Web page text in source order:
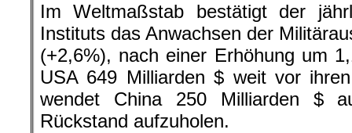
Im Weltmaßstab bestätigt der
Instituts das Anwachsen der
(+2,6%), nach einer Erhöhung um
USA 649 Milliarden $ weit vor
wendet China 250 Milliarden $
Rückstand aufzuholen.